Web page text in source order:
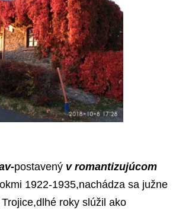
postavený v romantizujúcom
1922-1935,nachádza sa južne
roky slúžil ako